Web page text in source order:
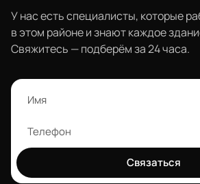
У нас есть специалисты, которые
в этом районе и знают каждое
Свяжитесь — подберём за 24 часа.
Связаться